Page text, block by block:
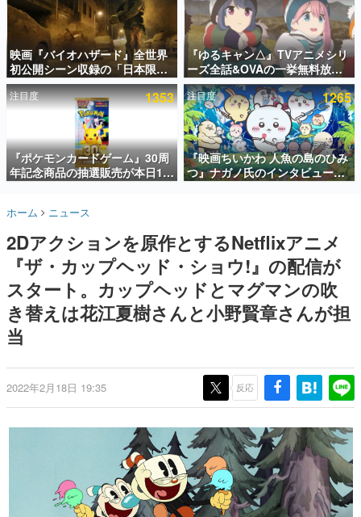
電ファミのいま読まれている記事ランキング
アプリセール情報
インタビュー
連載・特集一覧
殿堂入り記事
SNS拡散数が数千以上！ ページビュー数万以上！ などな
ど。多くの人々に読まれた、電ファミ渾身の“殿堂入り”記
事をまとめました。
名作ゲームクリエイターの方々に製作時のエピソードをお
きます。
赫本
この物語を解いてはいけない。『赫本』は、〈試験問題〉
の形をした短編ホラー小説集です。
ゲーム世代の作家たち
ゲームに多大な影響を受けた作家さんに取材し、ゲームが
日本モバイルゲーム産業史
日本のモバイルゲーム史における主要なトピック・タイト
ルを網羅するほか、開発者へのインタビューや識者による
解説を掲載。約20年の歴史が一望できる決定版！
映画『バイオハザード』全世界
初公開シーン収録の「日本限
定」予告映像が解禁。バイオの
日（8月10日）にあわせて、
「ラクーンシティ総合病院」へ
行く配達人の姿が披露
『ゆるキャン△』TVアニメシリ
ーズ全話&OVAの一挙無料放送
がABEMAで開催決定。8月11日
「山の日」の午前0時から実施
注目度 1353
『ポケモンカードゲーム』30周
年記念商品の抽選販売が本日12
時より開始。拡張パック「30th
に、「プレミアムデッキセット
「FUTURISTIC BOX」の計3商
品
注目度 1265
『映画ちいかわ 人魚の島のひみ
つ』ナガノ氏のインタビューが
解禁。もしまた映画をやれるな
ホーム ニュース
2Dアクションを原作とするNetflixアニメ
『ザ・カップヘッド・ショウ!』の配信が
スタート。カップヘッドとマグマンの吹
き替えは花江夏樹さんと小野賢章さんが担
当
2022年2月18日 19:35 反応